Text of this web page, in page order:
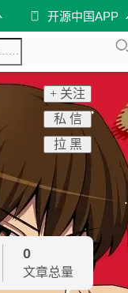
开源中国APP
+ 关注
私 信
拉 黑
0
文章总量